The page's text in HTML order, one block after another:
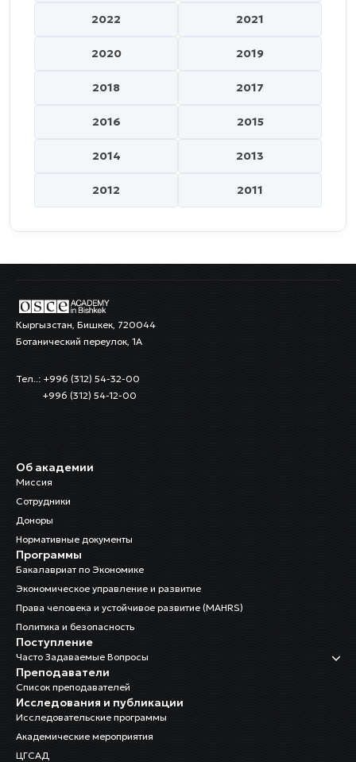
2022 2021
2020 2019
2018 2017
2016 2015
2014 2013
2012 2011
Кыргызстан, Бишкек, 720044
Ботанический переулок, 1А
Тел..: +996 (312) 54-32-00
+996 (312) 54-12-00
Об академии
Миссия
Сотрудники
Доноры
Нормативные документы
Программы
Бакалавриат по Экономике
Экономическое управление и развитие
Права человека и устойчивое развитие (MAHRS)
Политика и безопасность
Поступление
Часто Задаваемые Вопросы
Преподаватели
Список преподавателей
Исследования и публикации
Исследовательские программы
Академические мероприятия
ЦГСАД